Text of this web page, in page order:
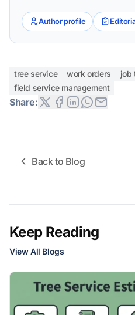
Author profile
tree service work orders
job
field service management
Share:
Back to Blog
Keep Reading
View All Blogs